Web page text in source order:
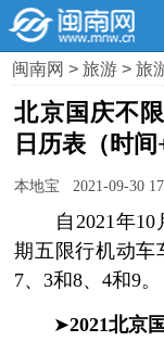
闽南网>旅游>旅
北京国庆不
日历表（时间
本地宝 2021-09-30
自2021年10
期五限行机动车
7、3和8、4和9。
➤2021北京